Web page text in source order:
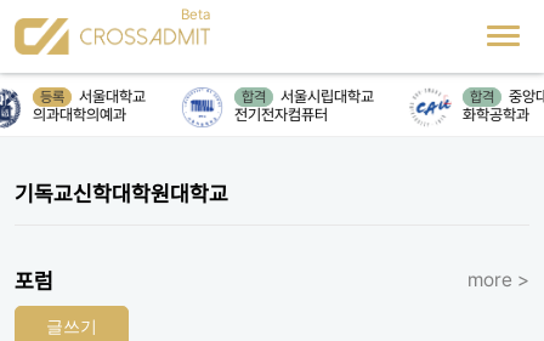
등록
서울대학교
의과대학의예과
합격
서울시립대학교
전기전자컴퓨터
합격
중앙
화학공학과
기독교신학대학원대학교
포럼 more >
글쓰기